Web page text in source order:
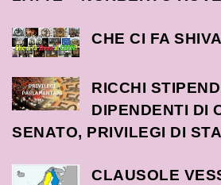
CHE CI FA
RICCHI
DIPENDENTI DI
SENATO, PRIVILEGI DI
CLAUSOLE